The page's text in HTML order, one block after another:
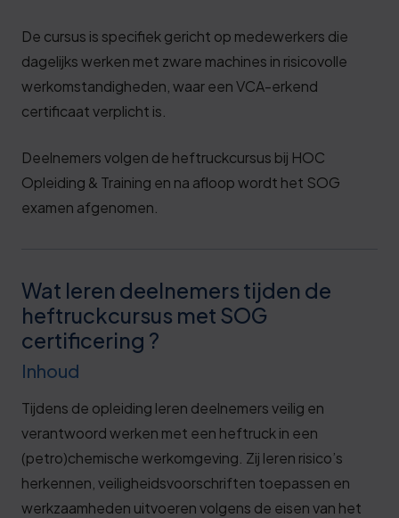
De cursus is specifiek gericht op medewerkers die
dagelijks werken met zware machines in risicovolle
werkomstandigheden, waar een VCA-erkend
certificaat verplicht is.
Deelnemers volgen de heftruckcursus bij HOC
Opleiding & Training en na afloop wordt het SOG
examen afgenomen.
Wat leren deelnemers tijden de
heftruckcursus met SOG
certificering ?
Inhoud
Tijdens de opleiding leren deelnemers veilig en
verantwoord werken met een heftruck in een
(petro)chemische werkomgeving. Zij leren risico’s
herkennen, veiligheidsvoorschriften toepassen en
werkzaamheden uitvoeren volgens de eisen van het